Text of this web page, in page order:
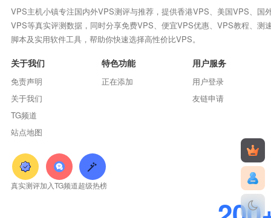
VPS主机小镇专注国内外VPS测评与推荐，提供香港VPS、美国VPS、国
VPS等真实评测数据，同时分享免费VPS、便宜VPS优惠、VPS教程、测
脚本及实用软件工具，帮助你快速选择高性价比VPS。
关于我们
免责声明
关于我们
TG频道
站点地图
特色功能
正在添加
用户服务
用户登录
友链申请
真实测评加入TG频道超级热榜